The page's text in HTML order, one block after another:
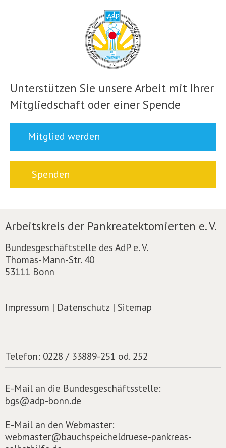
Unterstützen Sie unsere Arbeit mit Ihrer
Mitgliedschaft oder einer Spende
Mitglied werden
Spenden
Arbeitskreis der Pankreatektomierten e. V.
Bundesgeschäftstelle des AdP e. V.
Thomas-Mann-Str. 40
53111 Bonn
Impressum | Datenschutz | Sitemap
Telefon: 0228 / 33889-251 od. 252
E-Mail an die Bundesgeschäftsstelle:
bgs@adp-bonn.de
E-Mail an den Webmaster:
webmaster@bauchspeicheldruese-pankreas-